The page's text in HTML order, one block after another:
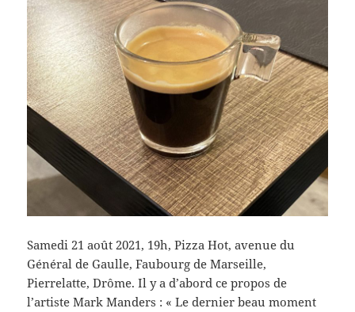
Samedi 21 août 2021, 19h, Pizza Hot, avenue du
Général de Gaulle, Faubourg de Marseille,
Pierrelatte, Drôme. Il y a d’abord ce propos de
l’artiste Mark Manders : « Le dernier beau moment